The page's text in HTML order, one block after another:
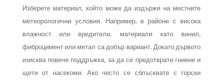
Изберете материал, който може да издържи на местните
метеорологични условия. Например, в райони с висока
влажност или вредители, материали като винил,
фиброцимент или метал са добър вариант. Докато дървото
изисква повече поддръжка, за да се предотврати гниене и
щети от насекоми. Ако често се сблъсквате с горски